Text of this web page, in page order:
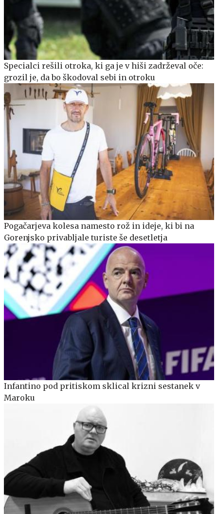
Specialci rešili otroka, ki ga je v hiši zadrževal oče:
grozil je, da bo škodoval sebi in otroku
Pogačarjeva kolesa namesto rož in ideje, ki bi na
Gorenjsko privabljale turiste še desetletja
Infantino pod pritiskom sklical krizni sestanek v
Maroku